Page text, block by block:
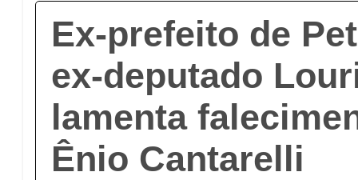
Ex-prefeito de
ex-deputado
lamenta
Ênio Cantarelli